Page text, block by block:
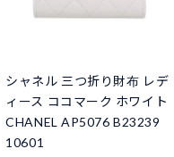
シャネル 三つ折り財布 レデ
ィース ココマーク ホワイト
CHANEL AP5076 B23239
10601